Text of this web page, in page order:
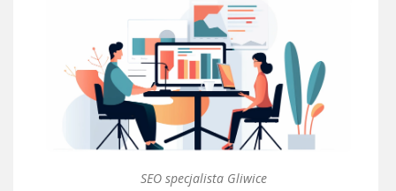
SEO specjalista Gliwice